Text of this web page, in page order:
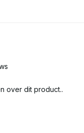
over dit product..